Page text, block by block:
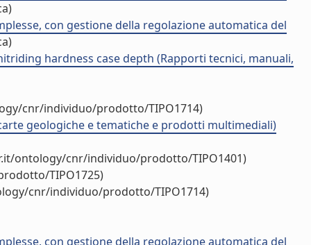
con gestione della regolazione automatica del
hardness case depth (Rapporti tecnici, manuali,
cnr/individuo/prodotto/TIPO1714)
geologiche e tematiche e prodotti multimediali)
ontology/cnr/individuo/prodotto/TIPO1401)
TIPO1725)
cnr/individuo/prodotto/TIPO1714)
con gestione della regolazione automatica del